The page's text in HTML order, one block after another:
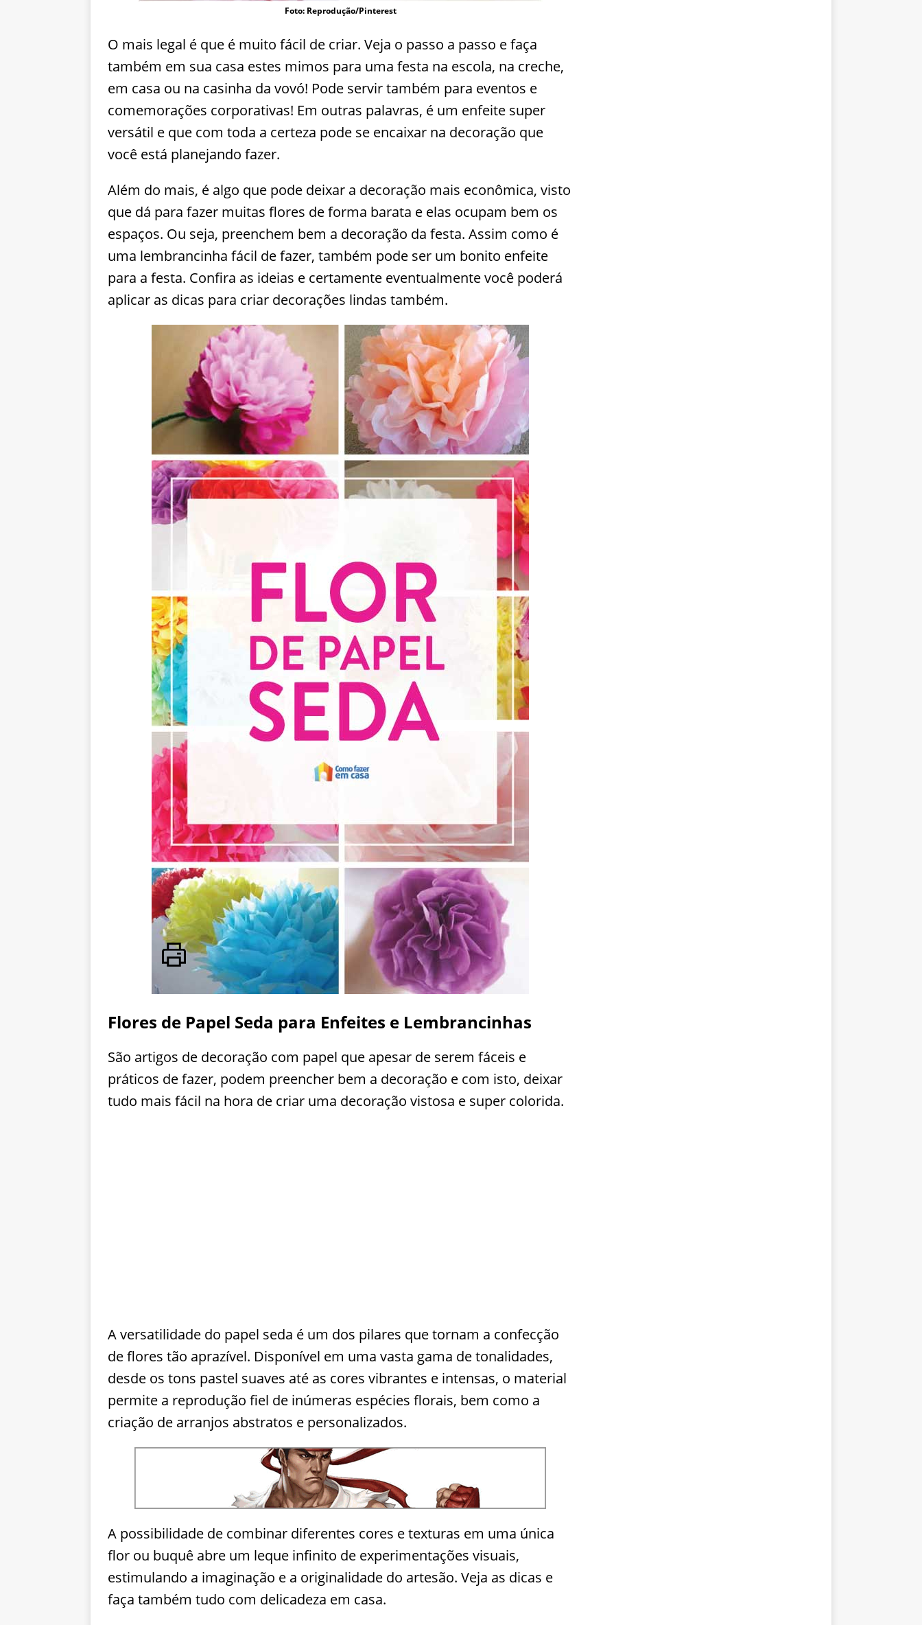
Foto: Reprodução/Pinterest
O mais legal é que é muito fácil de criar. Veja o passo a passo e faça
também em sua casa estes mimos para uma festa na escola, na creche,
em casa ou na casinha da vovó! Pode servir também para eventos e
comemorações corporativas! Em outras palavras, é um enfeite super
versátil e que com toda a certeza pode se encaixar na decoração que
você está planejando fazer.
Além do mais, é algo que pode deixar a decoração mais econômica, visto
que dá para fazer muitas flores de forma barata e elas ocupam bem os
espaços. Ou seja, preenchem bem a decoração da festa. Assim como é
uma lembrancinha fácil de fazer, também pode ser um bonito enfeite
para a festa. Confira as ideias e certamente eventualmente você poderá
aplicar as dicas para criar decorações lindas também.
Flores de Papel Seda para Enfeites e Lembrancinhas
São artigos de decoração com papel que apesar de serem fáceis e
práticos de fazer, podem preencher bem a decoração e com isto, deixar
tudo mais fácil na hora de criar uma decoração vistosa e super colorida.
A versatilidade do papel seda é um dos pilares que tornam a confecção
de flores tão aprazível. Disponível em uma vasta gama de tonalidades,
desde os tons pastel suaves até as cores vibrantes e intensas, o material
permite a reprodução fiel de inúmeras espécies florais, bem como a
criação de arranjos abstratos e personalizados.
A possibilidade de combinar diferentes cores e texturas em uma única
flor ou buquê abre um leque infinito de experimentações visuais,
estimulando a imaginação e a originalidade do artesão. Veja as dicas e
faça também tudo com delicadeza em casa.